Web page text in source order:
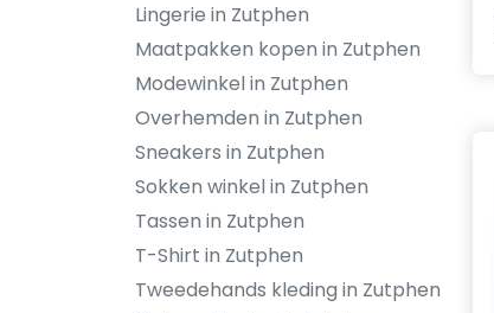
Lingerie in Zutphen
Maatpakken kopen in Zutphen
Modewinkel in Zutphen
Overhemden in Zutphen
Sneakers in Zutphen
Sokken winkel in Zutphen
Tassen in Zutphen
T-Shirt in Zutphen
Tweedehands kleding in Zutphen